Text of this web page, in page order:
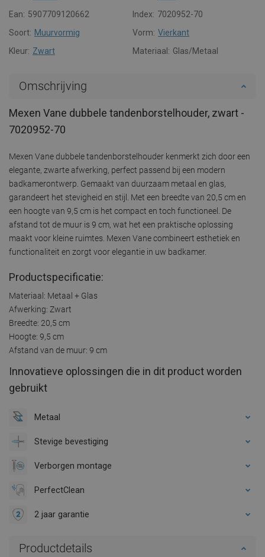
Ean: 5907709120662 Index: 7020952-70
Soort: Muurvormig Vorm: Vierkant
Kleur: Zwart Materiaal: Glas/Metaal
Omschrijving
Mexen Vane dubbele tandenborstelhouder, zwart -
7020952-70
Mexen Vane dubbele tandenborstelhouder kenmerkt zich door een
elegante, zwarte afwerking, perfect passend bij een modern
badkamerontwerp. Gemaakt van duurzaam metaal en glas,
garandeert het stevigheid en stijl. Met een breedte van 20,5 cm en
een hoogte van 9,5 cm is het compact en toch functioneel. De
afstand tot de muur is 9 cm, wat het een praktische oplossing
maakt voor kleine ruimtes. Mexen Vane combineert esthetiek en
functionaliteit en zorgt voor elegantie in uw badkamer.
Productspecificatie:
Materiaal: Metaal + Glas
Afwerking: Zwart
Breedte: 20,5 cm
Hoogte: 9,5 cm
Afstand van de muur: 9 cm
Innovatieve oplossingen die in dit product worden
gebruikt
Metaal
Stevige bevestiging
Verborgen montage
PerfectClean
2 jaar garantie
Productdetails